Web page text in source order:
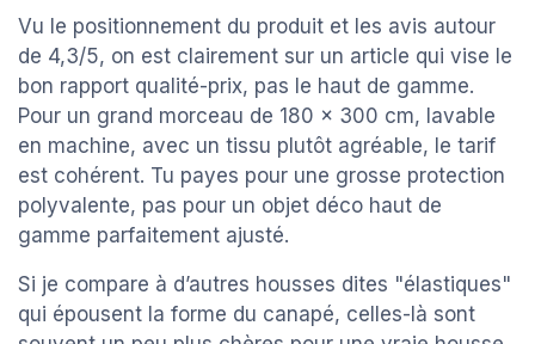
Vu le positionnement du produit et les avis autour
de 4,3/5, on est clairement sur un article qui vise le
bon rapport qualité-prix, pas le haut de gamme.
Pour un grand morceau de 180 x 300 cm, lavable
en machine, avec un tissu plutôt agréable, le tarif
est cohérent. Tu payes pour une grosse protection
polyvalente, pas pour un objet déco haut de
gamme parfaitement ajusté.
Si je compare à d’autres housses dites "élastiques"
qui épousent la forme du canapé, celles-là sont